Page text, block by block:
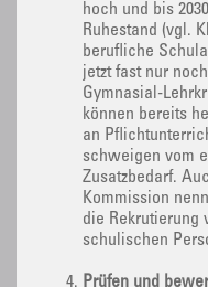
hoch und bis
Ruhestand (vgl.
berufliche
jetzt fast nur
Gymnasial-
können bereits
an
schweigen vom
Zusatzbedarf.
Kommission
die Rekrutierung
schulischen
Prüfen und